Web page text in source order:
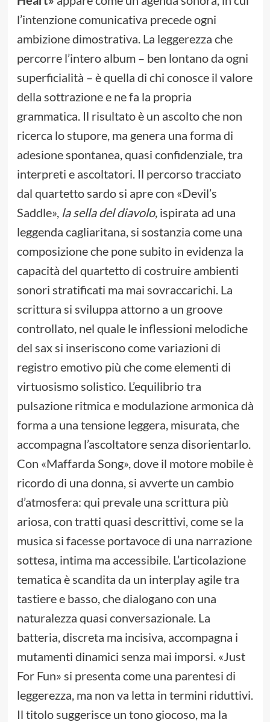
l’intenzione comunicativa precede ogni
ambizione dimostrativa. La leggerezza che
percorre l’intero album – ben lontano da ogni
superficialità – è quella di chi conosce il valore
della sottrazione e ne fa la propria
grammatica. Il risultato è un ascolto che non
ricerca lo stupore, ma genera una forma di
adesione spontanea, quasi confidenziale, tra
interpreti e ascoltatori. Il percorso tracciato
dal quartetto sardo si apre con «Devil’s
Saddle», la sella del diavolo,ispirata ad una
leggenda cagliaritana, si sostanzia come una
composizione che pone subito in evidenza la
capacità del quartetto di costruire ambienti
sonori stratificati ma mai sovraccarichi. La
scrittura si sviluppa attorno a un groove
controllato, nel quale le inflessioni melodiche
del sax si inseriscono come variazioni di
registro emotivo più che come elementi di
virtuosismo solistico. L’equilibrio tra
pulsazione ritmica e modulazione armonica dà
forma a una tensione leggera, misurata, che
accompagna l’ascoltatore senza disorientarlo.
Con «Maffarda Song», dove il motore mobile è
ricordo di una donna, si avverte un cambio
d’atmosfera: qui prevale una scrittura più
ariosa, con tratti quasi descrittivi, come se la
musica si facesse portavoce di una narrazione
sottesa, intima ma accessibile. L’articolazione
tematica è scandita da un interplay agile tra
tastiere e basso, che dialogano con una
naturalezza quasi conversazionale. La
batteria, discreta ma incisiva, accompagna i
mutamenti dinamici senza mai imporsi. «Just
For Fun» si presenta come una parentesi di
leggerezza, ma non va letta in termini riduttivi.
Il titolo suggerisce un tono giocoso, ma la